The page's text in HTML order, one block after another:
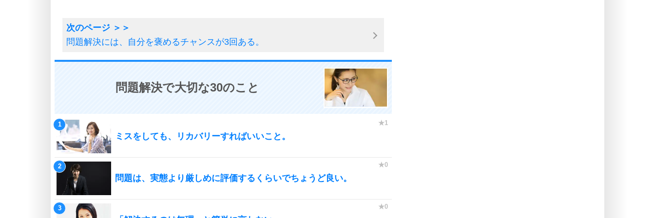
問題解決には、自分を褒めるチャンスが3回ある。
問題解決で大切な30のこと
ミスをしても、リカバリーすればいいこと。
問題は、実態より厳しめに評価するくらいでちょうど良い。